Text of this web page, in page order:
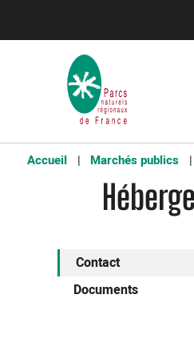
Accueil Marchés publics
Contact
Documents